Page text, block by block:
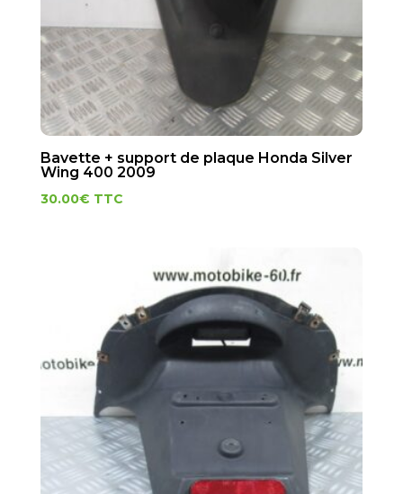
Bavette + support de plaque Honda Silver
Wing 400 2009
30.00€ TTC